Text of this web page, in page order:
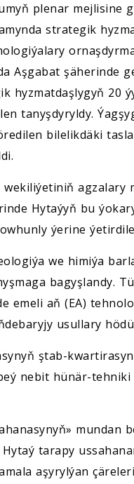
plenar mejlisine
strategik
Aşgabat şäherinde
hyzmatdaşlygyň 20
tanyşdyryldy.
bilelikdäki
agzalary
Hytaýyň bu
ýerine
we himiýa
bagyşlandy.
emeli aň (EA)
usullary
ştab-
nebit hünär-
mundan
tarapy
aşyrylýan